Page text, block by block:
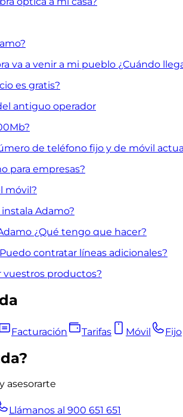
va a venir a mi pueblo ¿Cuándo
es gratis?
antiguo operador
de teléfono fijo y de móvil
para empresas?
móvil?
Adamo?
¿Qué tengo que hacer?
contratar líneas adicionales?
vuestros productos?
Facturación Tarifas Móvil Fijo
asesorarte
Llámanos al 900 651 651